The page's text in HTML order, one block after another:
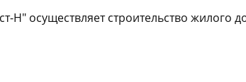
осуществляет строительство жилого